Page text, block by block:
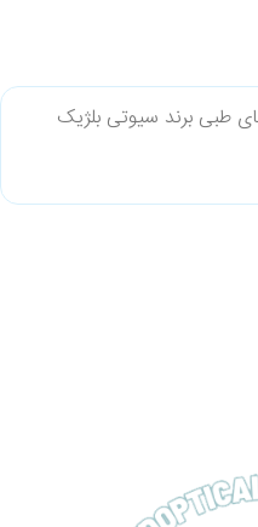
طبی برند سیوتی بلژیک